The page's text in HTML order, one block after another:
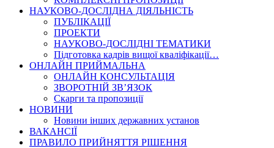
НАУКОВО-ДОСЛІДНА ДІЯЛЬНІСТЬ
ПУБЛІКАЦІЇ
ПРОЕКТИ
НАУКОВО-ДОСЛІДНІ ТЕМАТИКИ
Підготовка кадрів вищої кваліфікації…
ОНЛАЙН ПРИЙМАЛЬНА
ОНЛАЙН КОНСУЛЬТАЦІЯ
ЗВОРОТНІЙ ЗВ’ЯЗОК
Скарги та пропозиції
НОВИНИ
Новини інших державних установ
ВАКАНСІЇ
ПРАВИЛО ПРИЙНЯТТЯ РІШЕННЯ